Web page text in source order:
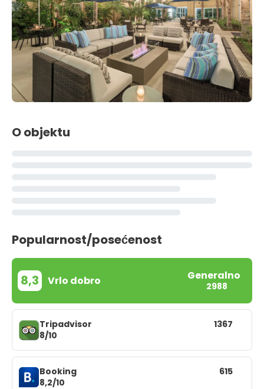
O objektu
Popularnost/posećenost
8,3 Vrlo dobro Generalno
2988
Tripadvisor
8/10
1367
Booking
8,2/10
615